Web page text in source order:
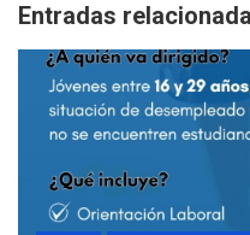
Entradas